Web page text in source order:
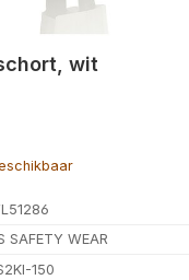
wit
SAFETY WEAR
150